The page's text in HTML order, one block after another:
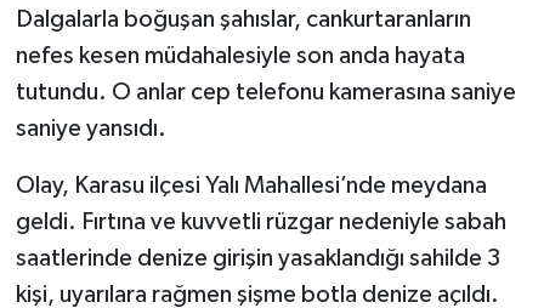
Dalgalarla boğuşan şahıslar, cankurtaranların
nefes kesen müdahalesiyle son anda hayata
tutundu. O anlar cep telefonu kamerasına saniye
saniye yansıdı.
Olay, Karasu ilçesi Yalı Mahallesi’nde meydana
geldi. Fırtına ve kuvvetli rüzgar nedeniyle sabah
saatlerinde denize girişin yasaklandığı sahilde 3
kişi, uyarılara rağmen şişme botla denize açıldı.